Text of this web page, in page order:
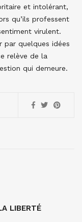
et intolérant,
qu’ils professent
virulent.
par quelques idées
relève de la
qui demeure.
LIBERTÉ